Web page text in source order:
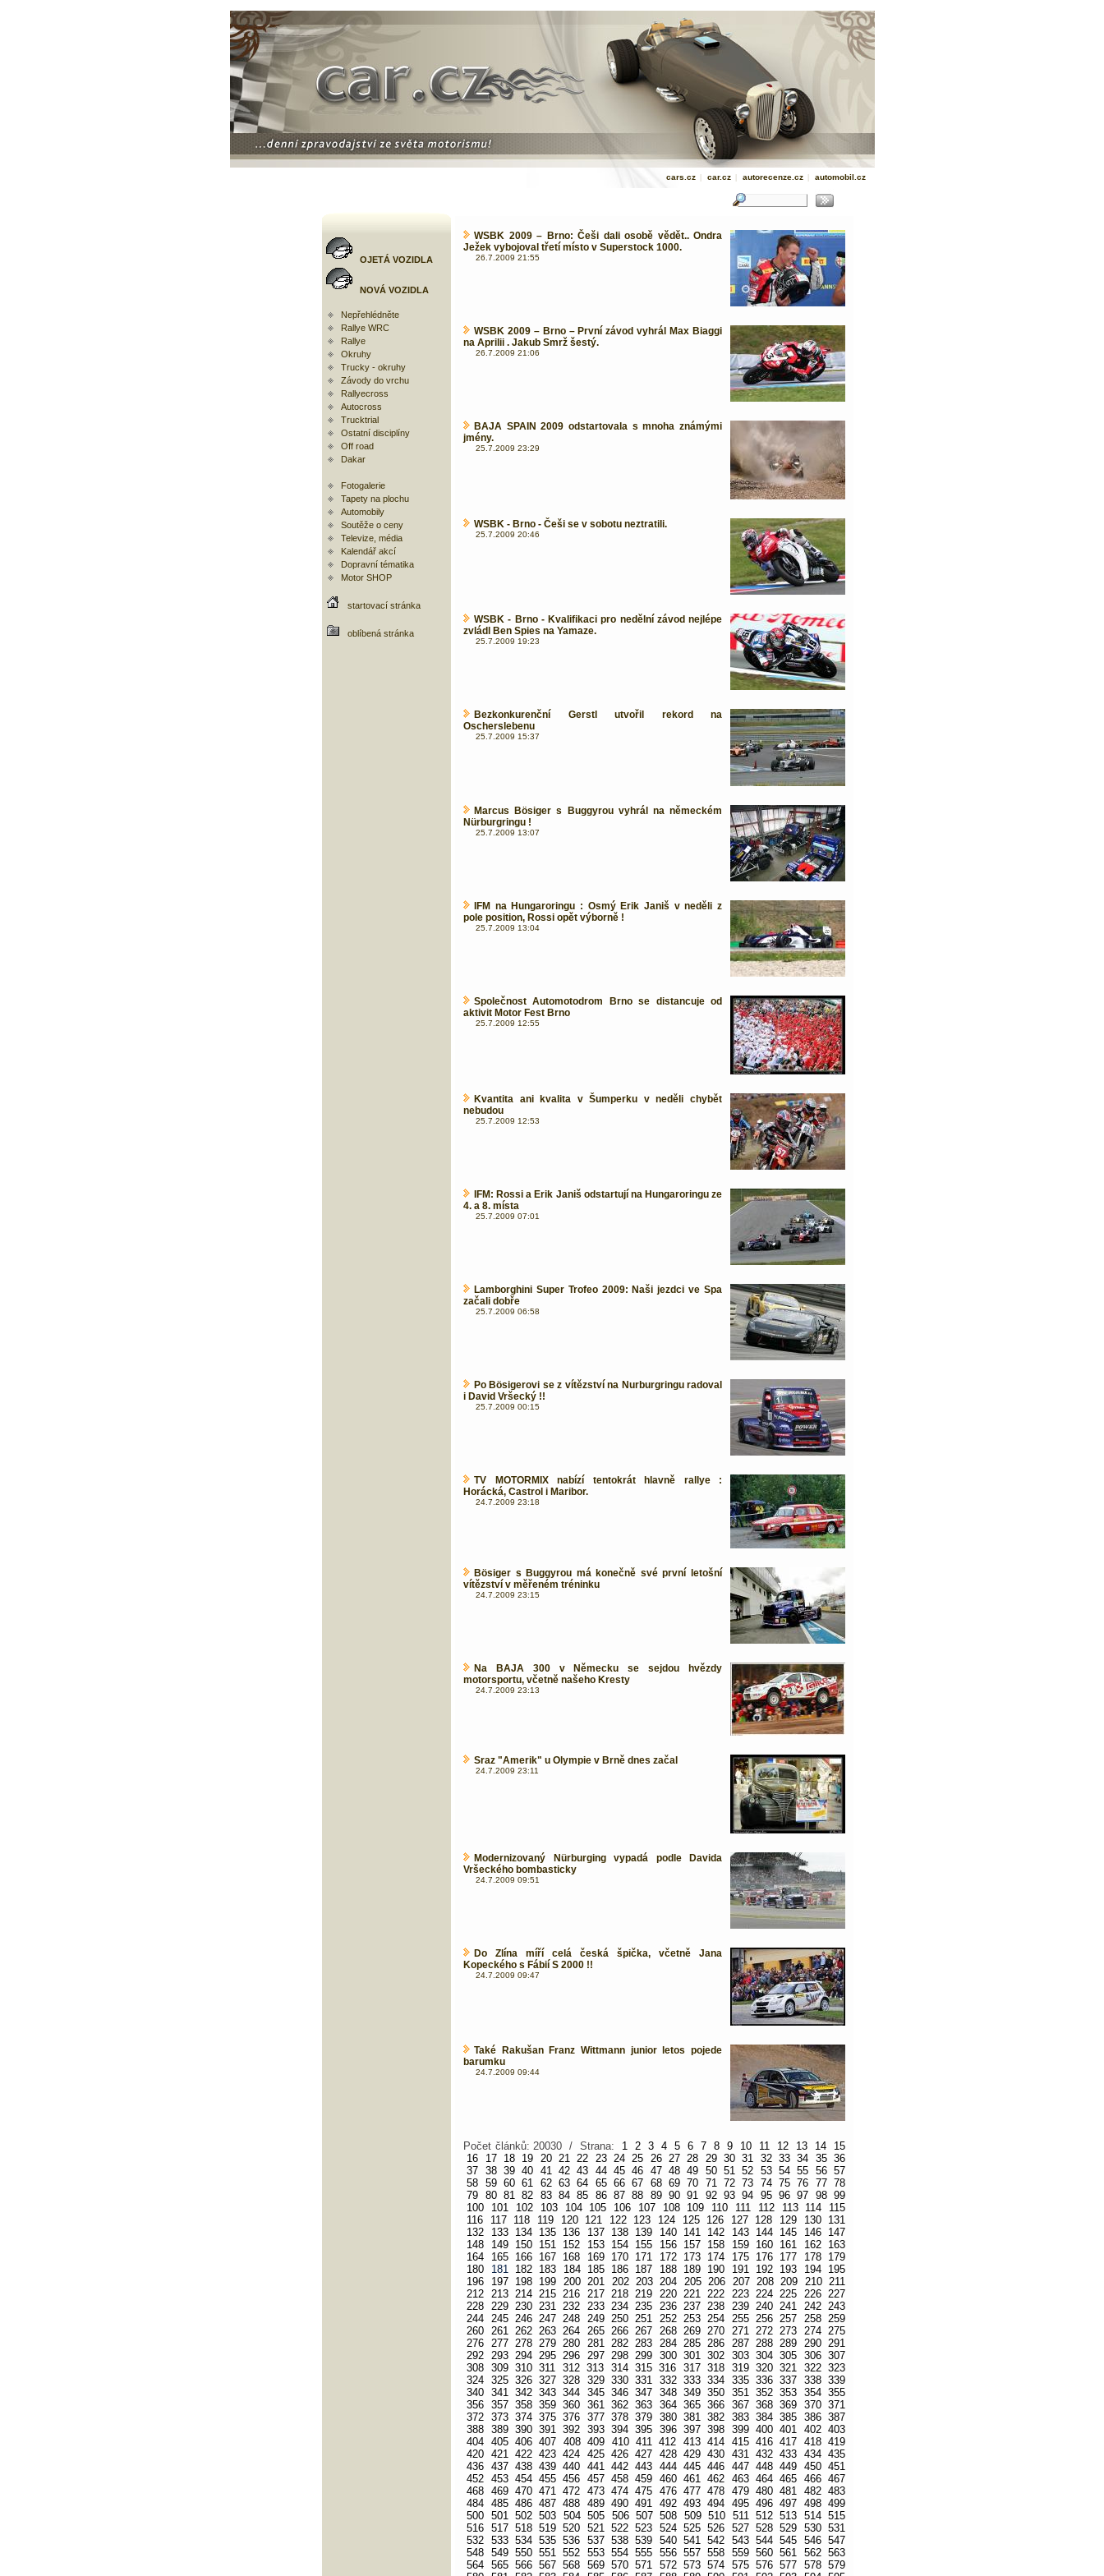
cars.cz | car.cz | autorecenze.cz | automobil.cz
OJETÁ VOZIDLA
NOVÁ VOZIDLA
Nepřehlédněte
Rallye WRC
Rallye
Okruhy
Trucky - okruhy
Závody do vrchu
Rallyecross
Autocross
Trucktrial
Ostatní disciplíny
Off road
Dakar
Fotogalerie
Tapety na plochu
Automobily
Soutěže o ceny
Televize, média
Kalendář akcí
Dopravní tématika
Motor SHOP
startovací stránka
oblíbená stránka
WSBK 2009 – Brno: Češi dali osobě vědět.. Ondra
Ježek vybojoval třetí místo v Superstock 1000.
26.7.2009 21:55
WSBK 2009 – Brno – První závod vyhrál Max Biaggi
na Aprilii . Jakub Smrž šestý.
26.7.2009 21:06
BAJA SPAIN 2009 odstartovala s mnoha známými
jmény.
25.7.2009 23:29
WSBK - Brno - Češi se v sobotu neztratili.
25.7.2009 20:46
WSBK - Brno - Kvalifikaci pro nedělní závod nejlépe
zvládl Ben Spies na Yamaze.
25.7.2009 19:23
Bezkonkurenční Gerstl utvořil rekord na
Oscherslebenu
25.7.2009 15:37
Marcus Bösiger s Buggyrou vyhrál na německém
Nürburgringu !
25.7.2009 13:07
IFM na Hungaroringu : Osmý Erik Janiš v neděli z
pole position, Rossi opět výborně !
25.7.2009 13:04
Společnost Automotodrom Brno se distancuje od
aktivit Motor Fest Brno
25.7.2009 12:55
Kvantita ani kvalita v Šumperku v neděli chybět
nebudou
25.7.2009 12:53
IFM: Rossi a Erik Janiš odstartují na Hungaroringu ze
4. a 8. místa
25.7.2009 07:01
Lamborghini Super Trofeo 2009: Naši jezdci ve Spa
začali dobře
25.7.2009 06:58
Po Bösigerovi se z vítězství na Nurburgringu radoval
i David Vršecký !!
25.7.2009 00:15
TV MOTORMIX nabízí tentokrát hlavně rallye :
Horácká, Castrol i Maribor.
24.7.2009 23:18
Bösiger s Buggyrou má konečně své první letošní
vítězství v měřeném tréninku
24.7.2009 23:15
Na BAJA 300 v Německu se sejdou hvězdy
motorsportu, včetně našeho Kresty
24.7.2009 23:13
Sraz "Amerik" u Olympie v Brně dnes začal
24.7.2009 23:11
Modernizovaný Nürburging vypadá podle Davida
Vršeckého bombasticky
24.7.2009 09:51
Do Zlína míří celá česká špička, včetně Jana
Kopeckého s Fábií S 2000 !!
24.7.2009 09:47
Také Rakušan Franz Wittmann junior letos pojede
barumku
24.7.2009 09:44
Počet článků: 20030 / Strana: 1 2 3 4 5 6 7 8 9 10 11 12 13 14
15
16
17 18 19 20 21 22 23 24 25 26 27 28 29 30 31 32 33 34 35 36
37 38 39 40 41 42 43 44 45 46 47 48 49 50 51 52 53 54 55 56 57
58 59 60 61 62 63 64 65 66 67 68 69 70 71 72 73 74 75 76 77 78
79 80 81 82 83 84 85 86 87 88 89 90 91 92 93 94 95 96 97 98 99
100
101 102 103 104 105 106 107 108 109 110 111 112 113 114
115
116
117 118 119 120 121 122 123 124 125 126 127 128 129 130
131
132
133 134 135 136 137 138 139 140 141 142 143 144 145 146
147
148
149 150 151 152 153 154 155 156 157 158 159 160 161 162
163
164
165 166 167 168 169 170 171 172 173 174 175 176 177 178
179
180
181 182 183 184 185 186 187 188 189 190 191 192 193 194
195
196
197 198 199 200 201 202 203 204 205 206 207 208 209 210 211
212 213 214 215 216 217 218 219 220 221 222 223 224 225 226 227
228 229 230 231 232 233 234 235 236 237 238 239 240 241 242 243
244 245 246 247 248 249 250 251 252 253 254 255 256 257 258 259
260 261 262 263 264 265 266 267 268 269 270 271 272 273 274 275
276 277 278 279 280 281 282 283 284 285 286 287 288 289 290 291
292 293 294 295 296 297 298 299 300 301 302 303 304 305 306 307
308 309 310 311 312 313 314 315 316 317 318 319 320 321 322 323
324 325 326 327 328 329 330 331 332 333 334 335 336 337 338 339
340 341 342 343 344 345 346 347 348 349 350 351 352 353 354 355
356 357 358 359 360 361 362 363 364 365 366 367 368 369 370 371
372 373 374 375 376 377 378 379 380 381 382 383 384 385 386 387
388 389 390 391 392 393 394 395 396 397 398 399 400 401 402 403
404 405 406 407 408 409 410 411 412 413 414 415 416 417 418 419
420 421 422 423 424 425 426 427 428 429 430 431 432 433 434 435
436 437 438 439 440 441 442 443 444 445 446 447 448 449 450 451
452 453 454 455 456 457 458 459 460 461 462 463 464 465 466 467
468 469 470 471 472 473 474 475 476 477 478 479 480 481 482 483
484 485 486 487 488 489 490 491 492 493 494 495 496 497 498 499
500 501 502 503 504 505 506 507 508 509 510 511 512 513 514 515
516 517 518 519 520 521 522 523 524 525 526 527 528 529 530 531
532 533 534 535 536 537 538 539 540 541 542 543 544 545 546 547
548 549 550 551 552 553 554 555 556 557 558 559 560 561 562 563
564 565 566 567 568 569 570 571 572 573 574 575 576 577 578 579